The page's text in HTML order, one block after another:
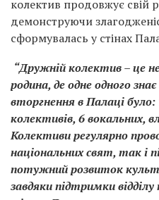
колектив продовжує свій
демонструючи
сформувалась у стінах
“Дружній колектив – це
родина, де одне одного
вторгнення в Палаці
колективів, 6 вокальних,
Колективи регулярно
національних свят, так і
потужний розвиток
завдяки підтримки